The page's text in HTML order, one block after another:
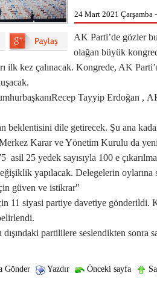
24 Mart 2021 Çarşamba
AK Parti’de gözler
olağan büyük
ilk kez çalınacak. Kongrede, AK
Tayyip Erdoğan ,
beklentisini dile getirecek. Şu ana
Karar ve Yönetim Kurulu da
asil 25 yedek sayısıyla 100 e
yapılacak. Delegelerin oylarına
güven ve istikrar"
11 siyasi partiye davetiye gönderildi.
partililere seslendikten sonra
Gönder Yazdır Önceki sayfa